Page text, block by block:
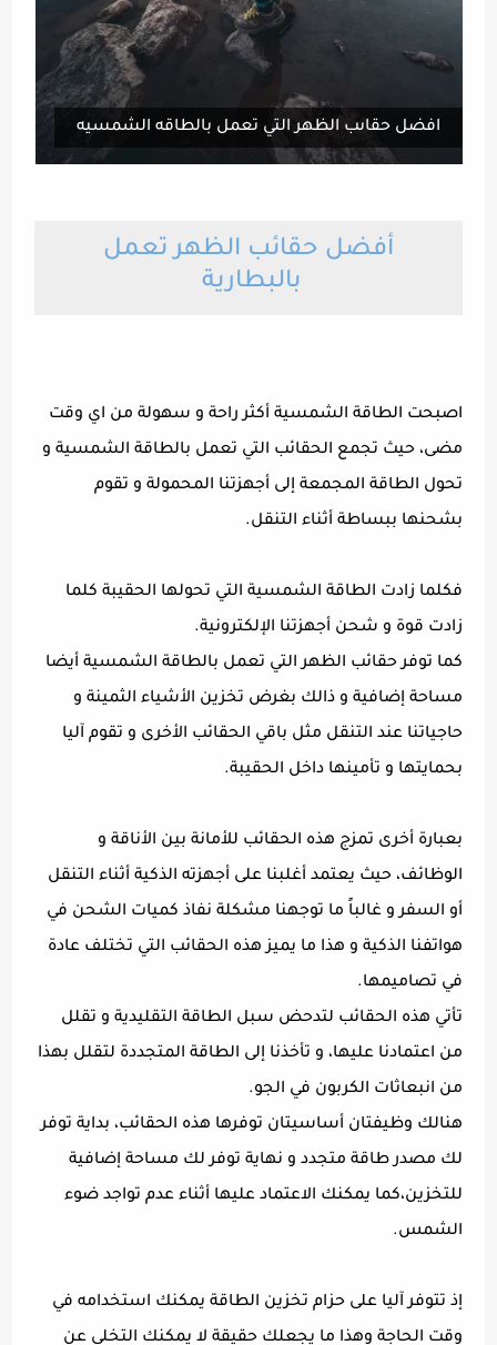
افضل حقاىب الظهر التي تعمل بالطاقه الشمسيه
أفضل حقائب الظهر تعمل
بالبطارية
اصبحت الطاقة الشمسية أكثر راحة و سهولة من اي وقت
مضى، حيث تجمع الحقائب التي تعمل بالطاقة الشمسية و
تحول الطاقة المجمعة إلى أجهزتنا المحمولة و تقوم
بشحنها ببساطة أثناء التنقل.
فكلما زادت الطاقة الشمسية التي تحولها الحقيبة كلما
زادت قوة و شحن أجهزتنا الإلكترونية.
كما توفر حقائب الظهر التي تعمل بالطاقة الشمسية أيضا
مساحة إضافية و ذالك بغرض تخزين الأشياء الثمينة و
حاجياتنا عند التنقل مثل باقي الحقائب الأخرى و تقوم آليا
بحمايتها و تأمينها داخل الحقيبة.
بعبارة أخرى تمزج هذه الحقائب للأمانة بين الأناقة و
الوظائف، حيث يعتمد أغلبنا على أجهزته الذكية أثناء التنقل
أو السفر و غالباً ما توجهنا مشكلة نفاذ كميات الشحن في
هواتفنا الذكية و هذا ما يميز هذه الحقائب التي تختلف عادة
في تصاميمها.
تأتي هذه الحقائب لتدحض سبل الطاقة التقليدية و تقلل
من اعتمادنا عليها، و تأخذنا إلى الطاقة المتجددة لتقلل بهذا
من انبعاثات الكربون في الجو.
هنالك وظيفتان أساسيتان توفرها هذه الحقائب، بداية توفر
لك مصدر طاقة متجدد و نهاية توفر لك مساحة إضافية
للتخزين،كما يمكنك الاعتماد عليها أثناء عدم تواجد ضوء
الشمس.
إذ تتوفر آليا على حزام تخزين الطاقة يمكنك استخدامه في
وقت الحاجة وهذا ما يجعلك حقيقة لا يمكنك التخلي عن